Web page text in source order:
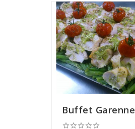
Buffet Garenne
